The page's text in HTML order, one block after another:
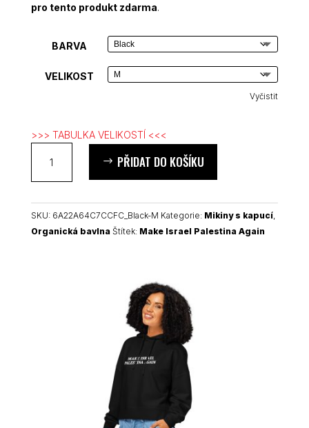
pro tento produkt zdarma.
BARVA
VELIKOST
Vyčistit
>>> TABULKA VELIKOSTÍ <<<
Israel
Palestina
dámská
organická
PŘIDAT DO KOŠÍKU
SKU: 6A22A64C7CCFC_Black-M Kategorie: Mikiny s kapucí,
Organická bavlna Štítek: Make Israel Palestina Again